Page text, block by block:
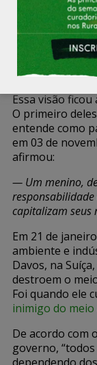
Guedes: pior inimigo
Essa visão
O primeiro
entende como
em 03 de
afirmou:
— Um menino,
capitalizam seus
Em 21 de
ambiente e
Davos, na
destroem o
Foi quando ele
inimigo do
De acordo com
governo,